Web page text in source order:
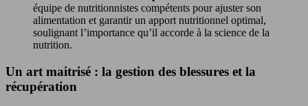
équipe de nutritionnistes compétents pour ajuster son
alimentation et garantir un apport nutritionnel optimal,
soulignant l’importance qu’il accorde à la science de la
nutrition.
Un art maitrisé : la gestion des blessures et la
récupération